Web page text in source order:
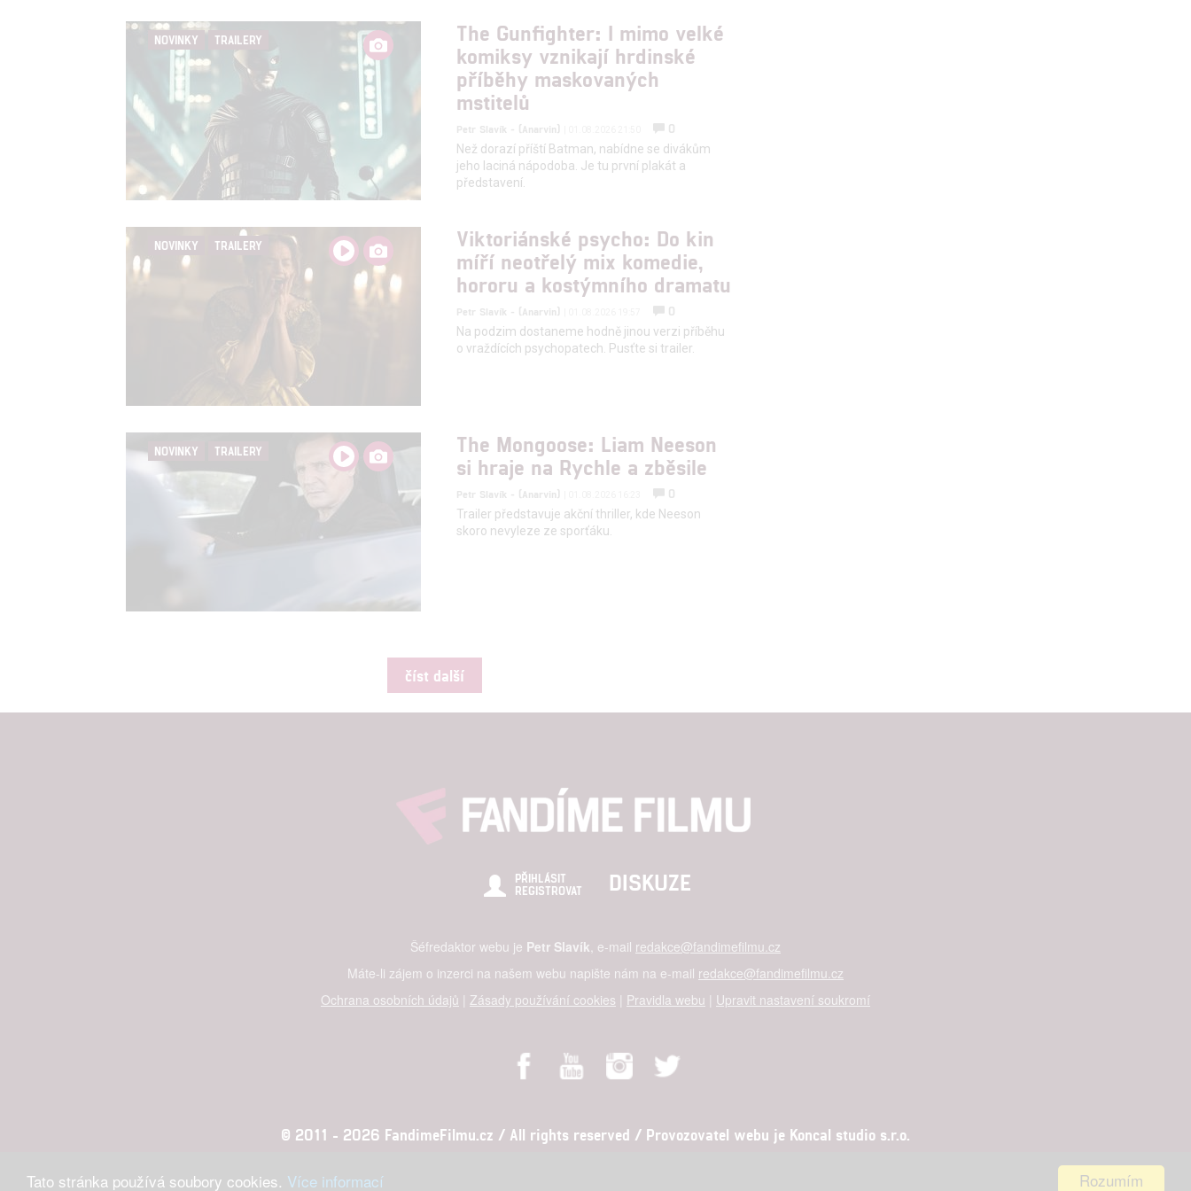
Rozumím
Tato stránka používá soubory cookies. Více informací
NOVINKY TRAILERY
The Gunfighter: I mimo velké
komiksy vznikají hrdinské
příběhy maskovaných
mstitelů
Petr Slavík - (Anarvin)
0
Než dorazí příští Batman, nabídne se divákům
jeho laciná nápodoba. Je tu první plakát a
představení.
NOVINKY TRAILERY
Viktoriánské psycho: Do kin
míří neotřelý mix komedie,
hororu a kostýmního dramatu
Petr Slavík - (Anarvin)
0
Na podzim dostaneme hodně jinou verzi příběhu
o vraždících psychopatech. Pusťte si trailer.
NOVINKY TRAILERY
The Mongoose: Liam Neeson
si hraje na Rychle a zběsile
Petr Slavík - (Anarvin)
0
Trailer představuje akční thriller, kde Neeson
skoro nevyleze ze sporťáku.
číst další
PŘIHLÁSIT
REGISTROVAT
DISKUZE
Šéfredaktor webu je Petr Slavík, e-mail redakce@fandimefilmu.cz
Máte-li zájem o inzerci na našem webu napište nám na e-mail redakce@fandimefilmu.cz
Ochrana osobních údajů | Zásady používání cookies | Pravidla webu | Upravit nastavení soukromí
© 2011 - 2026 FandimeFilmu.cz / All rights reserved / Provozovatel webu je Koncal studio s.r.o.
Udělením souhlasu s účely a funkcemi zde uvedenými dáváte nám i našim partnerům
možnost: Zajištění bezpečnosti, předcházení a zjišťování podvodů a odstraňování chyb,
Poskytování a zobrazování reklamy a obsahu